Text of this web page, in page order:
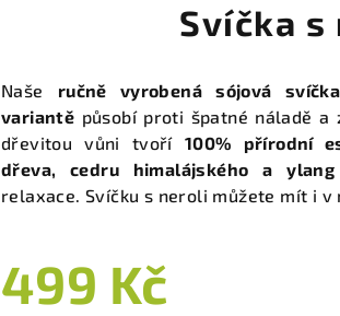
Svíčka
Naše ručně vyrobená sójová
variantě působí proti špatné náladě a
dřevitou vůni tvoří 100% přírodní
dřeva, cedru himalájského a
relaxace. Svíčku s neroli můžete mít i
499 Kč